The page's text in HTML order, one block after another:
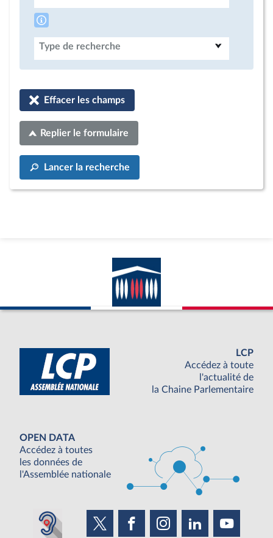
Type de recherche
Effacer les champs
Replier le formulaire
Lancer la recherche
LCP
Accédez à toute
l'actualité de
la Chaine Parlementaire
OPEN DATA
Accédez à toutes
les données de
l'Assemblée nationale